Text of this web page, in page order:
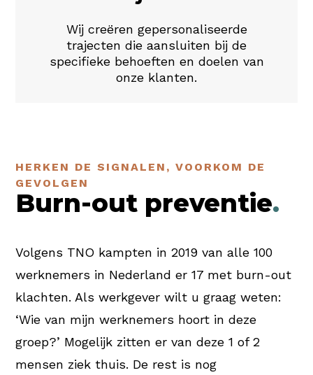
Wij creëren gepersonaliseerde
trajecten die aansluiten bij de
specifieke behoeften en doelen van
onze klanten.
HERKEN DE SIGNALEN, VOORKOM DE
GEVOLGEN
Burn-out preventie.
Volgens TNO kampten in 2019 van alle 100
werknemers in Nederland er 17 met burn-out
klachten. Als werkgever wilt u graag weten:
‘Wie van mijn werknemers hoort in deze
groep?’ Mogelijk zitten er van deze 1 of 2
mensen ziek thuis. De rest is nog